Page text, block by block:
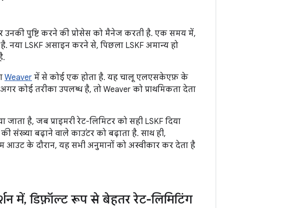
पुष्टि करने की प्रोसेस को मैनेज करती है. एक समय में,
LSKF असाइन करने से, पिछला LSKF अमान्य हो
Weaver में से कोई एक होता है. यह चालू एलएसकेएफ़ के
अगर कोई तरीका उपलब्ध है, तो Weaver को प्राथमिकता देता
है, जब प्राइमरी रेट-लिमिटर को सही LSKF दिया
संख्या बढ़ाने वाले काउंटर को बढ़ाता है. साथ ही,
के दौरान, यह सभी अनुमानों को अस्वीकार कर देता है
में, डिफ़ॉल्ट रूप से बेहतर रेट-लिमिटिंग